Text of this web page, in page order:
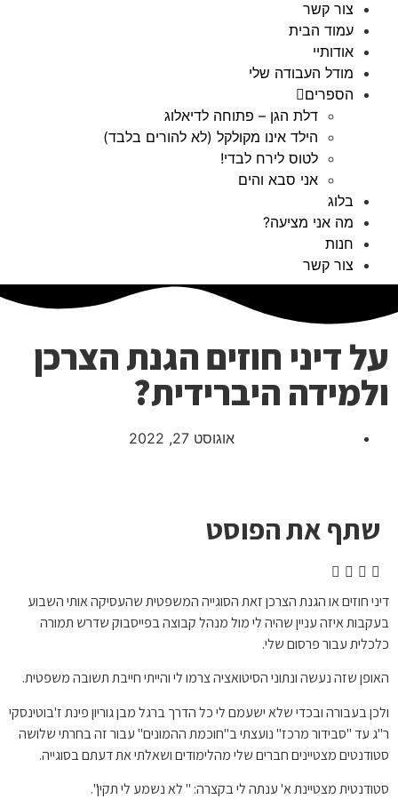
צור קשר
עמוד הבית
אודותיי
מודל העבודה שלי
הספרים
דלת הגן – פתוחה לדיאלוג
הילד אינו מקולקל (לא להורים בלבד)
לטוס לירח לבדי!
אני סבא והים
בלוג
מה אני מציעה?
חנות
צור קשר
על דיני חוזים הגנת הצרכן
ולמידה היברידית?
אוגוסט 27, 2022
שתף את הפוסט
דיני חוזים או הגנת הצרכן זאת הסוגייה המשפטית שהעסיקה אותי השבוע
בעקבות איזה עניין שהיה לי מול מנהל קבוצה בפייסבוק שדרש תמורה
כלכלית עבור פרסום שלי.
האופן שזה נעשה ונתוני הסיטואציה צרמו לי והייתי חייבת תשובה משפטית.
ולכן בעבורה ובכדי שלא ישעמם לי כל הדרך ברגל מבן גוריון פינת ז'בוטינסקי
ר"ג עד "סבידור מרכז" נועצתי ב"חוכמת ההמונים" עבור זה בחרתי שלושה
סטודנטים מצטיינים חברים שלי מהלימודים ושאלתי את דעתם בסוגייה.
סטודנטית מצטיינת א' ענתה לי בקצרה: " לא נשמע לי תקין".